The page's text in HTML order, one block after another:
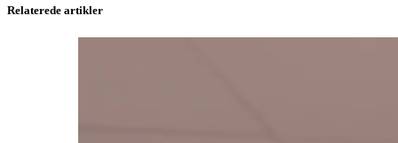
Relaterede artikler